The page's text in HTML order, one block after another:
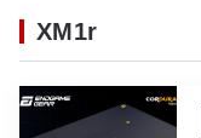
XM1r